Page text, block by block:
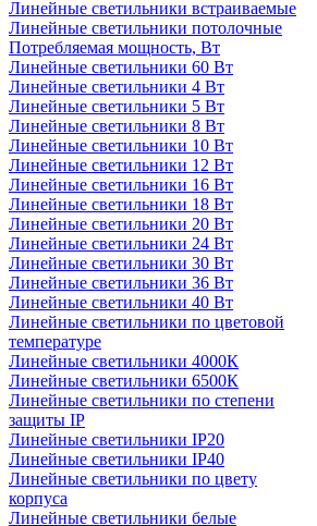
Линейные светильники встраиваемые
Линейные светильники потолочные
Потребляемая мощность, Вт
Линейные светильники 60 Вт
Линейные светильники 4 Вт
Линейные светильники 5 Вт
Линейные светильники 8 Вт
Линейные светильники 10 Вт
Линейные светильники 12 Вт
Линейные светильники 16 Вт
Линейные светильники 18 Вт
Линейные светильники 20 Вт
Линейные светильники 24 Вт
Линейные светильники 30 Вт
Линейные светильники 36 Вт
Линейные светильники 40 Вт
Линейные светильники по цветовой
температуре
Линейные светильники 4000К
Линейные светильники 6500К
Линейные светильники по степени
защиты IP
Линейные светильники IP20
Линейные светильники IP40
Линейные светильники по цвету
корпуса
Линейные светильники белые